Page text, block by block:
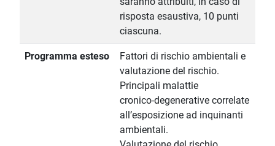
risposta esaustiva, 10 punti
ciascuna.
Programma esteso
Fattori di rischio ambientali e
valutazione del rischio.
Principali malattie
cronico-degenerative correlate
all’esposizione ad inquinanti
ambientali.